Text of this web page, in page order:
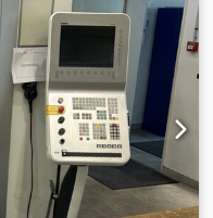
10 Szerszám-
Munkaterület:
súlya: 80 kg
225 mm Z-tengely:
630 x 1950 x
az információk
Crsdpognkp